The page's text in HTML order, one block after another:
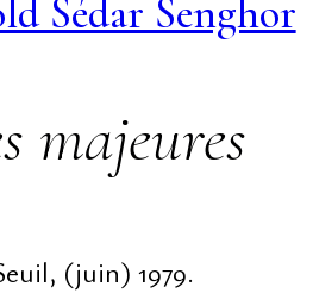
Sédar Senghor
majeures
(juin) 1979.